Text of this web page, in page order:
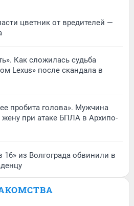
цветник от вредителей —
Как сложилась судьба
Lexus» после скандала в
пробита голова». Мужчина
жену при атаке БПЛА в Архипо-
из Волгограда обвинили в